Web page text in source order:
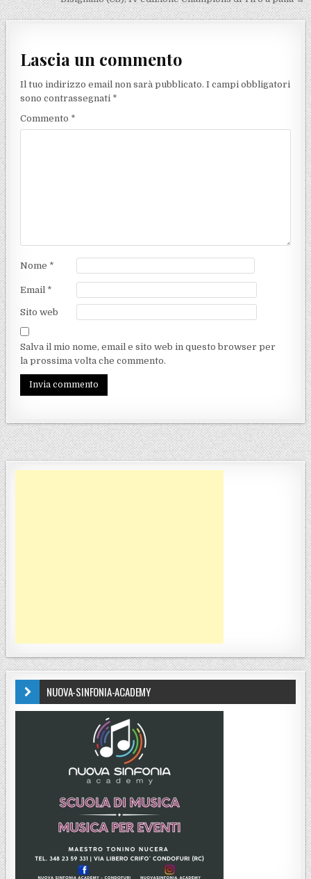
Lascia un commento
Il tuo indirizzo email non sarà pubblicato. I campi obbligatori
sono contrassegnati *
Commento *
Nome *
Email *
Sito web
Salva il mio nome, email e sito web in questo browser per
la prossima volta che commento.
NUOVA-SINFONIA-ACADEMY